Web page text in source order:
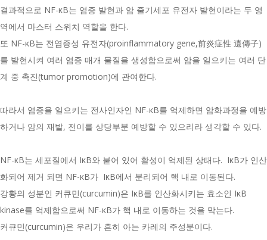
결과적으로 NF-κB는 염증 발현과 암 줄기세포 유전자 발현이라는 두 영
역에서 마스터 스위치 역할을 한다.
또 NF-κB는 전염증성 유전자(proinflammatory gene,前炎症性 遺傳子)
를 발현시켜 여러 염증 매개 물질을 생성함으로써 암을 일으키는 여러 단
계 중 촉진(tumor promotion)에 관여한다.
따라서 염증을 일으키는 전사인자인 NF-κB를 억제하면 암화과정을 예방
하거나 암의 재발, 전이를 상당부분 예방할 수 있으리라 생각할 수 있다.
NF-κB는 세포질에서 IκB와 붙어 있어 활성이 억제된 상태다. IκB가 인산
화되어 제거 되면 NF-κB가 IκB에서 분리되어 핵 내로 이동된다.
강황의 성분인 커큐민(curcumin)은 IκB를 인산화시키는 효소인 IκB
kinase를 억제함으로써 NF-κB가 핵 내로 이동하는 것을 막는다.
커큐민(curcumin)은 우리가 흔히 아는 카레의 주성분이다.